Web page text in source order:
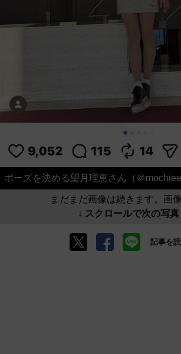
ポーズを決める望月理恵さん（＠
まだまだ画像は続きます。画像
↓ スクロールで次の写真
記事を